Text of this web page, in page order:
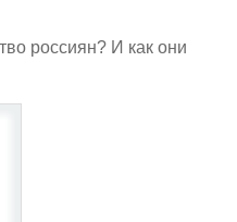
россиян? И как они